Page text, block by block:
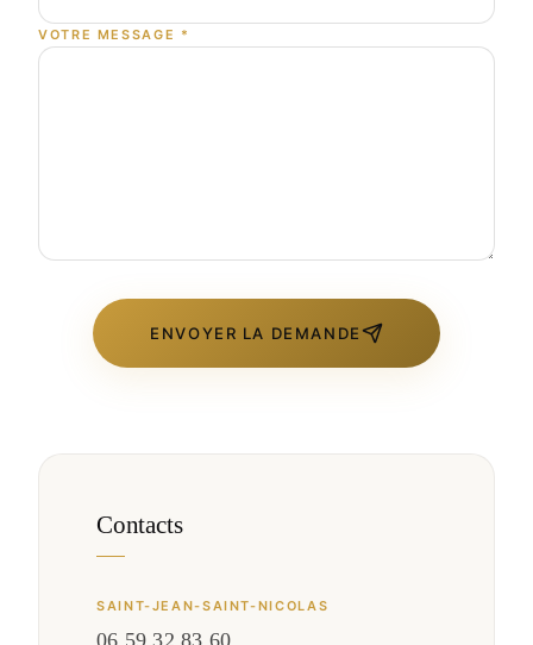
VOTRE MESSAGE *
ENVOYER LA DEMANDE
Contacts
SAINT-JEAN-SAINT-NICOLAS